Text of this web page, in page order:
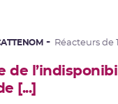
Réacteurs de
de
[...]